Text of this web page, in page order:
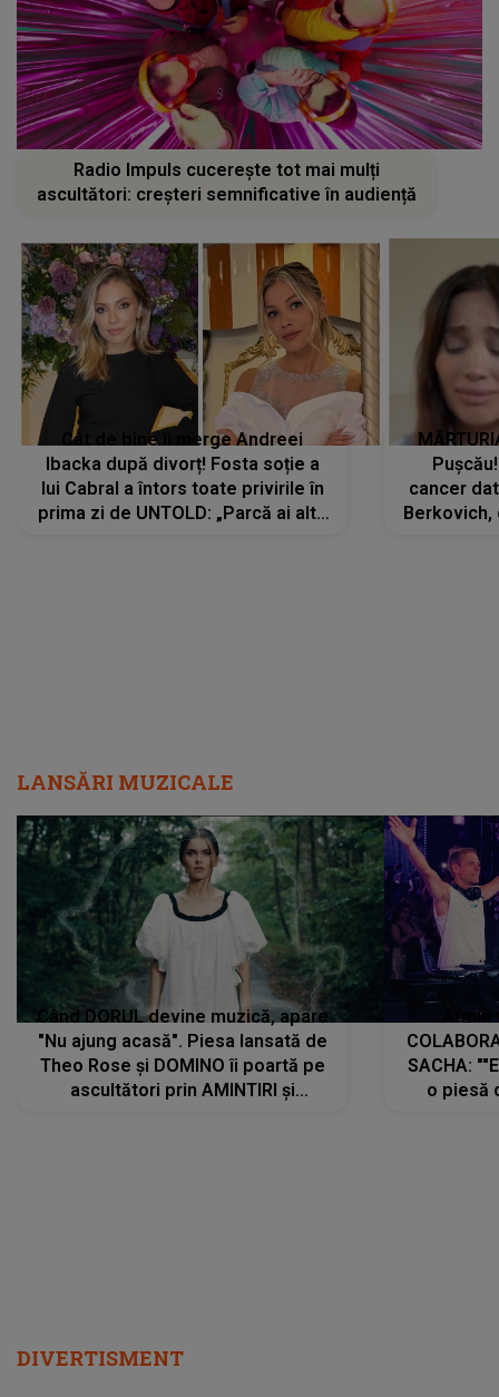
Radio Impuls cucerește tot mai mulți
ascultători: creșteri semnificative în audiență
Cât de bine îi merge Andreei
Ibacka după divorț! Fosta soție a
lui Cabral a întors toate privirile în
prima zi de UNTOLD: „Parcă ai altă
cancer
LANSĂRI MUZICALE
Când DORUL devine muzică, apare
"Nu ajung acasă". Piesa lansată de
Theo Rose și DOMINO îi poartă pe
ascultători prin AMINTIRI și
SACHA:
o piesă
DIVERTISMENT